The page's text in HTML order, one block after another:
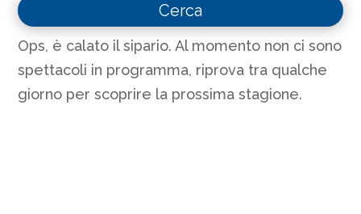
Ops, è calato il sipario. Al momento non ci sono
spettacoli in programma, riprova tra qualche
giorno per scoprire la prossima stagione.